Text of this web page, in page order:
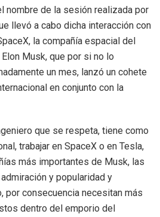
nombre de la sesión realizada por
llevó a cabo dicha interacción con
la compañía espacial del
Musk, que por si no lo
un mes, lanzó un cohete
en conjunto con la
que se respeta, tiene como
trabajar en SpaceX o en Tesla,
más importantes de Musk, las
y popularidad y
por consecuencia necesitan más
dentro del emporio del